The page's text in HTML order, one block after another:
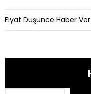
Fiyat Düşünce Haber Ver